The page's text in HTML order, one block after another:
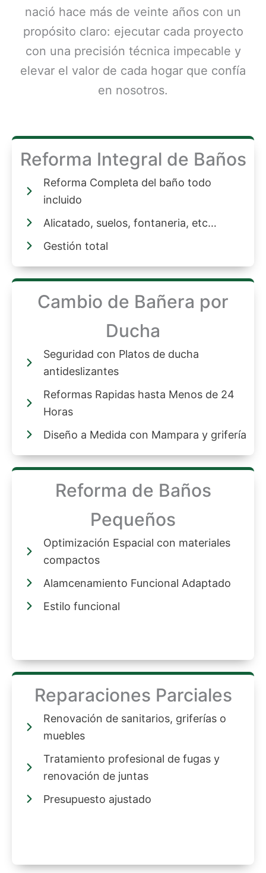
nació hace más de veinte años con un
propósito claro: ejecutar cada proyecto
con una precisión técnica impecable y
elevar el valor de cada hogar que confía
en nosotros.
Reforma Integral de Baños
Reforma Completa del baño todo
incluido
Alicatado, suelos, fontaneria, etc…
Gestión total
Cambio de Bañera por
Ducha
Seguridad con Platos de ducha
antideslizantes
Reformas Rapidas hasta Menos de 24
Horas
Diseño a Medida con Mampara y grifería
Reforma de Baños
Pequeños
Optimización Espacial con materiales
compactos
Alamcenamiento Funcional Adaptado
Estilo funcional
Reparaciones Parciales
Renovación de sanitarios, griferías o
muebles
Tratamiento profesional de fugas y
renovación de juntas
Presupuesto ajustado